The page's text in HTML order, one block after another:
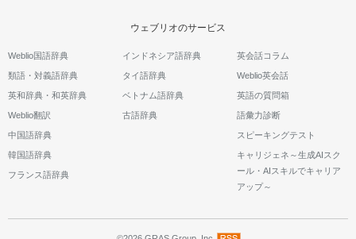
ウェブリオのサービス
Weblio国語辞典
類語・対義語辞典
英和辞典・和英辞典
Weblio翻訳
中国語辞典
韓国語辞典
フランス語辞典
インドネシア語辞典
タイ語辞典
ベトナム語辞典
古語辞典
英会話コラム
Weblio英会話
英語の質問箱
語彙力診断
スピーキングテスト
キャリジェネ～生成AIスク
ール・AIスキルでキャリア
アップ～